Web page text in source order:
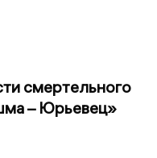
смертельного
– Юрьевец»